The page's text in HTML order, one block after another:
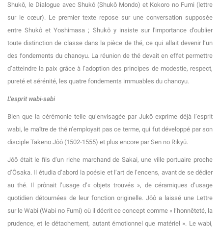
Shukô, le Dialogue avec Shukô (Shukô Mondo) et Kokoro no Fumi (lettre
sur le cœur). Le premier texte repose sur une conversation supposée
entre Shukô et Yoshimasa ; Shukô y insiste sur l'importance d’oublier
toute distinction de classe dans la pièce de thé, ce qui allait devenir l’un
des fondements du chanoyu. La réunion de thé devait en effet permettre
d’atteindre la paix grâce à l’adoption des principes de modestie, respect,
pureté et sérénité, les quatre fondements immuables du chanoyu.
L'esprit wabi-sabi
Bien que la cérémonie telle qu’envisagée par Jukô exprime déjà l’esprit
wabi, le maître de thé n’employait pas ce terme, qui fut développé par son
disciple Takeno Jôô (1502-1555) et plus encore par Sen no Rikyû.
Jôô était le fils d’un riche marchand de Sakai, une ville portuaire proche
d’Ôsaka. Il étudia d’abord la poésie et l’art de l’encens, avant de se dédier
au thé. Il prônait l’usage d’« objets trouvés », de céramiques d’usage
quotidien détournées de leur fonction originelle. Jôô a laissé une Lettre
sur le Wabi (Wabi no Fumi) où il décrit ce concept comme « l’honnêteté, la
prudence, et le détachement, autant émotionnel que matériel ». Le wabi,